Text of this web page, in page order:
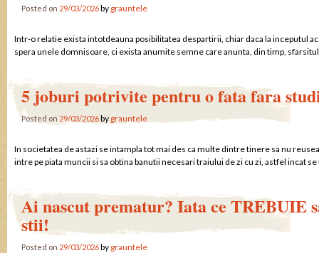
Posted on 29/03/2026by grauntele
Intr-o relatie exista intotdeauna posibilitatea despartirii, chiar daca la inceputul
spera unele domnisoare, ci exista anumite semne care anunta, din timp,
5 joburi potrivite pentru o fata fara
Posted on29/03/2026by grauntele
In societatea de astazi se intampla tot mai des ca multe dintre tinere sa nu
intre pe piata muncii si sa obtina banutii necesari traiului de zi cu zi, astfel incat
Ai nascut prematur? Iata ce TREBUIE
stii!
Posted on 29/03/2026by grauntele